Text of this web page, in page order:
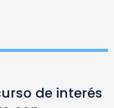
de interés